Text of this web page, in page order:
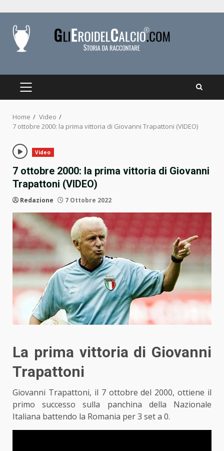
content
PRIMARY
Home
Video
7 ottobre 2000: la prima vittoria di Giovanni Trapattoni (VIDEO)
Video
7 ottobre 2000: la prima vittoria di Giovanni
Trapattoni (VIDEO)
Redazione 7 Ottobre 2022
La prima vittoria di Giovanni
Trapattoni
Giovanni Trapattoni, il 7 ottobre del 2000, ottiene il
primo successo sulla panchina della Nazionale
Italiana battendo la Romania per 3 set a 0.